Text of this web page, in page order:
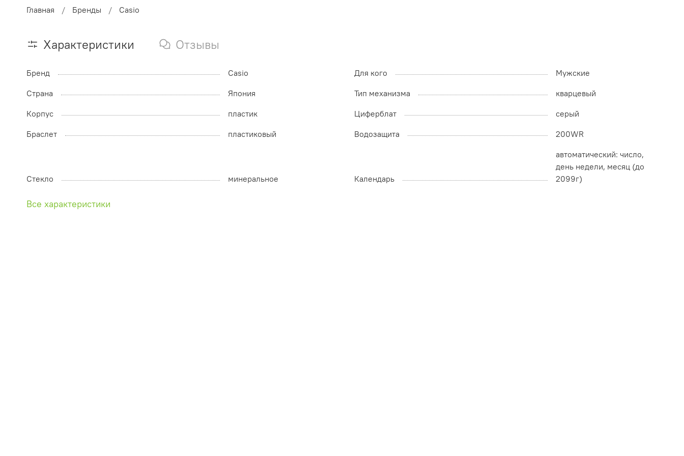
Главная Бренды Casio
Характеристики Отзывы
Бренд Casio Для кого
Мужские
Страна
Япония Тип механизма
кварцевый
Корпус
пластик Циферблат
серый
Браслет
пластиковый Водозащита 200WR
Стекло минеральное Календарь
автоматический: число,
день недели, месяц (до
2099г)
Все характеристики